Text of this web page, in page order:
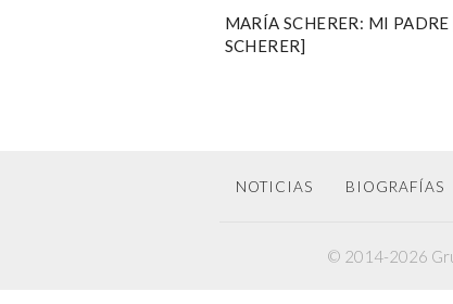
MARÍA SCHERER: MI PADRE
SCHERER]
NOTICIAS BIOGRAFÍAS
© 2014-2026